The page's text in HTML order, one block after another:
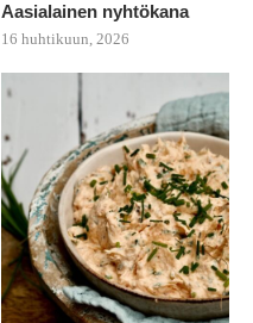
Aasialainen nyhtökana
16 huhtikuun, 2026